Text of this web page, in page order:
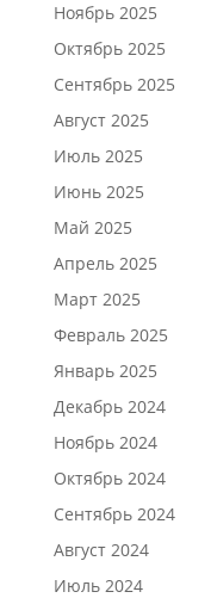
Ноябрь 2025
Октябрь 2025
Сентябрь 2025
Август 2025
Июль 2025
Июнь 2025
Май 2025
Апрель 2025
Март 2025
Февраль 2025
Январь 2025
Декабрь 2024
Ноябрь 2024
Октябрь 2024
Сентябрь 2024
Август 2024
Июль 2024